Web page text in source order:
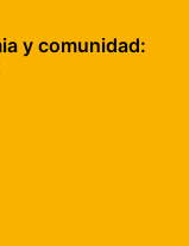
y comunidad: